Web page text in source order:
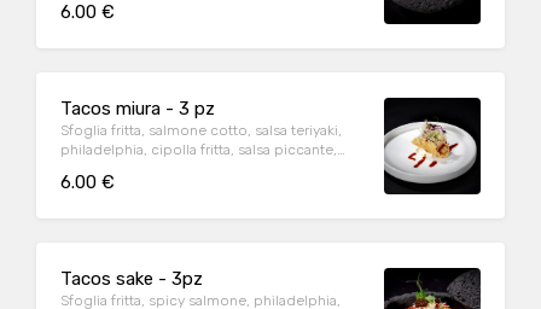
6.00 €
Tacos miura - 3 pz
Sfoglia fritta, salmone cotto, salsa teriyaki,
philadelphia, cipolla fritta, salsa piccante,
6.00 €
Tacos sake - 3pz
Sfoglia fritta, spicy salmone, philadelphia,